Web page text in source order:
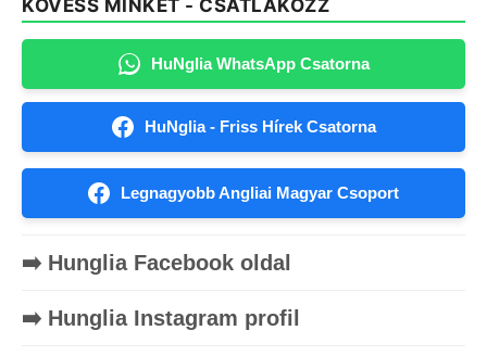
KÖVESS MINKET - CSATLAKOZZ
HuNglia WhatsApp Csatorna
HuNglia - Friss Hírek Csatorna
Legnagyobb Angliai Magyar Csoport
➡️ Hunglia Facebook oldal
➡️ Hunglia Instagram profil